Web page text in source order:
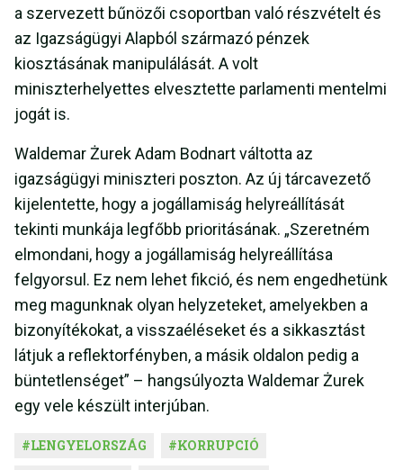
a szervezett bűnözői csoportban való részvételt és
az Igazságügyi Alapból származó pénzek
kiosztásának manipulálását. A volt
miniszterhelyettes elvesztette parlamenti mentelmi
jogát is.
Waldemar Żurek Adam Bodnart váltotta az
igazságügyi miniszteri poszton. Az új tárcavezető
kijelentette, hogy a jogállamiság helyreállítását
tekinti munkája legfőbb prioritásának. „Szeretném
elmondani, hogy a jogállamiság helyreállítása
felgyorsul. Ez nem lehet fikció, és nem engedhetünk
meg magunknak olyan helyzeteket, amelyekben a
bizonyítékokat, a visszaéléseket és a sikkasztást
látjuk a reflektorfényben, a másik oldalon pedig a
büntetlenséget” – hangsúlyozta Waldemar Żurek
egy vele készült interjúban.
#LENGYELORSZÁG #KORRUPCIÓ